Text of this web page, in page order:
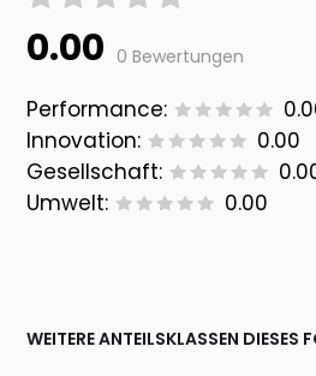
0.00 0 Bewertungen
Performance:
Innovation:
0.00
Gesellschaft:
Umwelt:
0.00
WEITERE ANTEILSKLASSEN DIESES